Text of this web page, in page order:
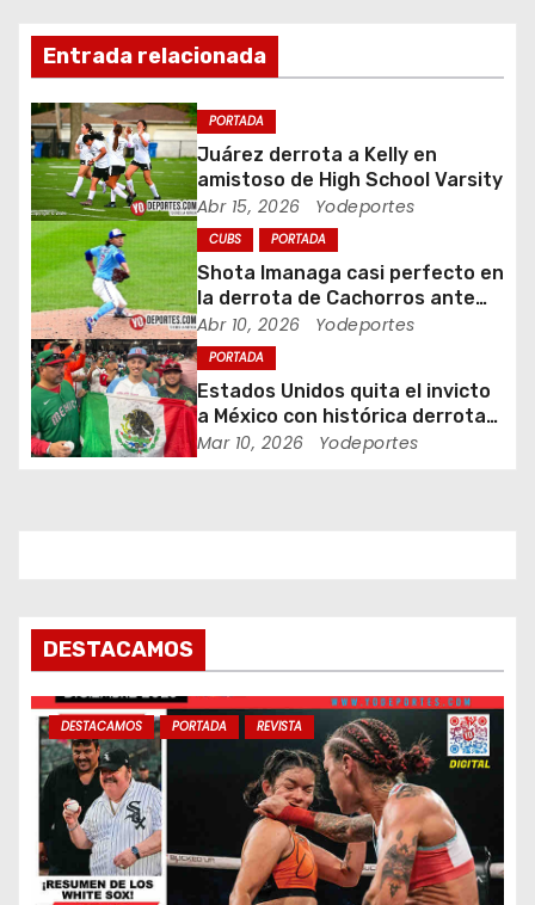
c
i
ó
n
d
e
e
n
t
a
s
Entrada relacionada
PORTADA
Juárez derrota a Kelly en
amistoso de High School Varsity
Abr 15, 2026 Yodeportes
CUBS PORTADA
Shota Imanaga casi perfecto en
la derrota de Cachorros ante
Piratas
Abr 10, 2026 Yodeportes
PORTADA
Estados Unidos quita el invicto
a México con histórica derrota
en Clásico Mundial de Béisbol
Mar 10, 2026 Yodeportes
DESTACAMOS
DESTACAMOS PORTADA REVISTA